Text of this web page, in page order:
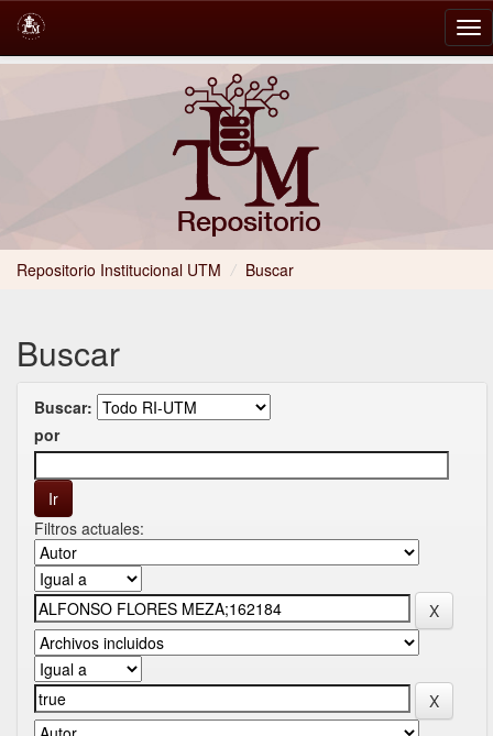
Repositorio Institucional UTM / Buscar
Buscar
Buscar:
por
Filtros actuales: